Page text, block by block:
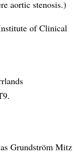
aortic stenosis.)
of Clinical
Grundström Mitz